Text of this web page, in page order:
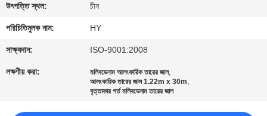
কারখানা
পরিদর্শন
গুণমান
উৎপত্তি স্থল: চীন
পরিচিতিমুলক নাম: HY
সাক্ষ্যদান: ISO-9001:2008
লক্ষণীয় করা: মলিবডেনাম আলংকারিক তারের জাল,
আলংকারিক তারের জাল 1.22m x 30m,
বৃত্তাকার গর্ত মলিবডেনাম তারের জাল